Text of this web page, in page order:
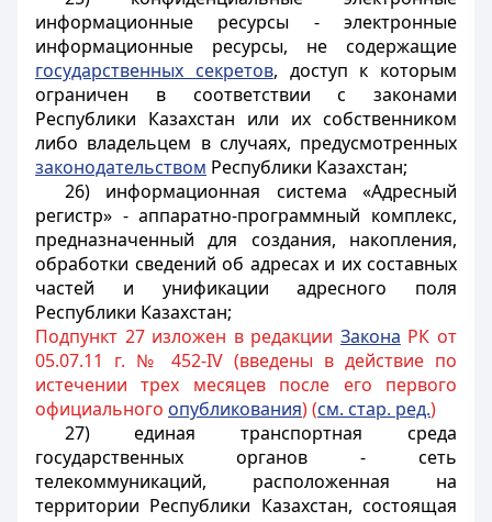
информационные ресурсы - электронные
информационные ресурсы, не содержащие
государственных секретов, доступ к которым
ограничен в соответствии с законами
Республики Казахстан или их собственником
либо владельцем в случаях, предусмотренных
законодательством Республики Казахстан;
26) информационная система «Адресный
регистр» - аппаратно-программный комплекс,
предназначенный для создания, накопления,
обработки сведений об адресах и их составных
частей и унификации адресного поля
Республики Казахстан;
Подпункт 27 изложен в редакции Закона РК от
05.07.11 г. № 452-IV (введены в действие по
истечении трех месяцев после его первого
официального опубликования) (см. стар. ред.)
27) единая транспортная среда
государственных органов - сеть
телекоммуникаций, расположенная на
территории Республики Казахстан, состоящая